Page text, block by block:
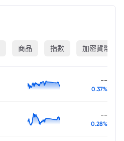
商品 指數 加密貨幣
--
0.37%
--
0.28%